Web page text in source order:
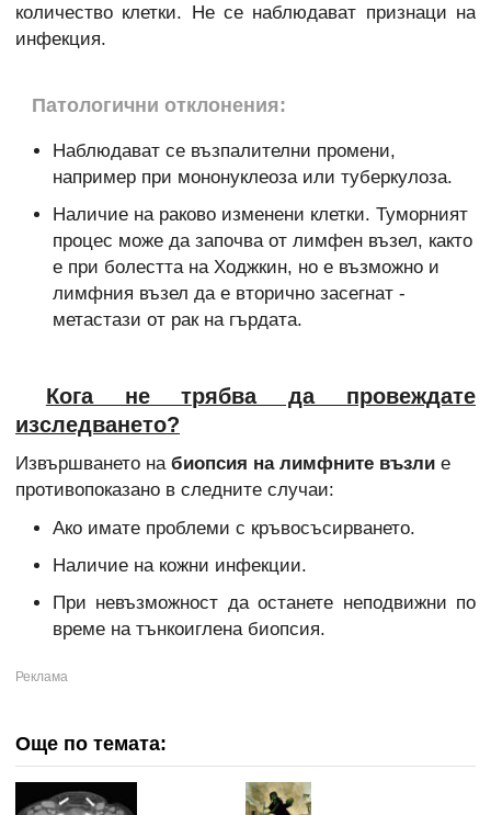
количество клетки. Не се наблюдават признаци на
инфекция.
Патологични отклонения:
Наблюдават се възпалителни промени,
например при мононуклеоза или туберкулоза.
Наличие на раково изменени клетки. Туморният
процес може да започва от лимфен възел, както
е при болестта на Ходжкин, но е възможно и
лимфния възел да е вторично засегнат -
метастази от рак на гърдата.
Кога не трябва да провеждате
изследването?
Извършването на биопсия на лимфните възли е
противопоказано в следните случаи:
Ако имате проблеми с кръвосъсирването.
Наличие на кожни инфекции.
При невъзможност да останете неподвижни по
време на тънкоиглена биопсия.
Още по темата: